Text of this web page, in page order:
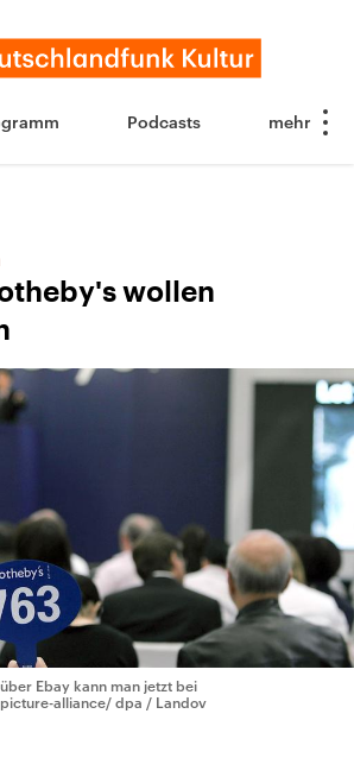
Podcasts
wollen
Ebay kann man jetzt bei
alliance/ dpa / Landov